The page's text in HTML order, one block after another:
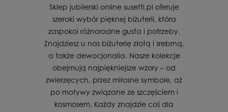
Sklep jubilerski online susetti.pl oferuje
szeroki wybór pięknej biżuterii, która
zaspokoi różnorodne gusta i potrzeby.
Znajdziesz u nas biżuterię złotą i srebrną,
a także dewocjonalia. Nasze kolekcje
obejmują najpiękniejsze wzory – od
zwierzęcych, przez miłosne symbole, aż
po motywy związane ze szczęściem i
kosmosem. Każdy znajdzie coś dla